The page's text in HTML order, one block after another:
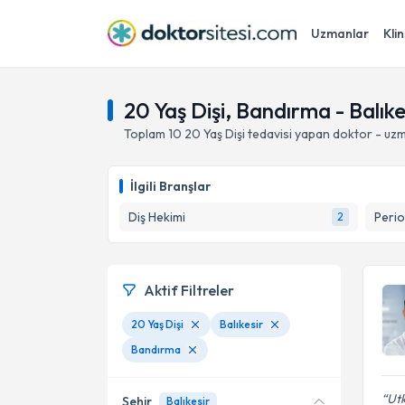
Uzmanlar
20 Yaş Dişi, Bandırma -
Toplam 10 20 Yaş Dişi tedavisi yapan doktor -
İlgili Branşlar
Diş Hekimi
2
Aktif Filtreler
20 Yaş Dişi
Balıkesir
Bandırma
Şehir Balıkesir